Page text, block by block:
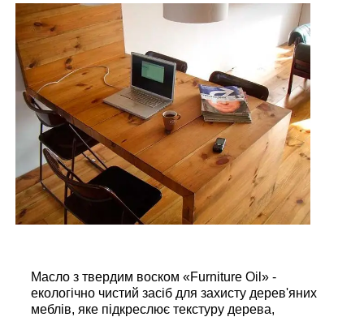
Масло з твердим воском «Furniture Oil» -
екологічно чистий засіб для захисту дерев'яних
меблів, яке підкреслює текстуру дерева,